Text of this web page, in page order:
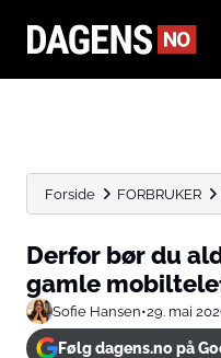
Forside FORBRUKER
Derfor bør du
gamle
Sofie Hansen•29. mai
Følg dagens.no på